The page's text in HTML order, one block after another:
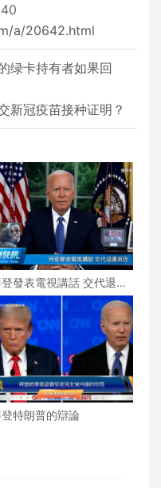
a/20642.html
绿卡持有者如果回
新冠疫苗接种证明？
發表電視講話 交代退選
登特朗普的辯論